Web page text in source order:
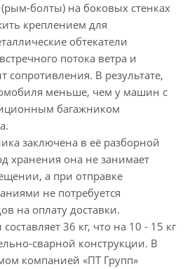
болты) на боковых стенках
креплением для
обтекатели
потока ветра и
В результате,
меньше, чем у машин с
багажником
заключена в её разборной
хранения она не занимает
а при отправке
не потребуется
на оплату доставки.
36 кг, что на 10 - 15 кг
сварной конструкции. В
компанией «ПТ Групп»